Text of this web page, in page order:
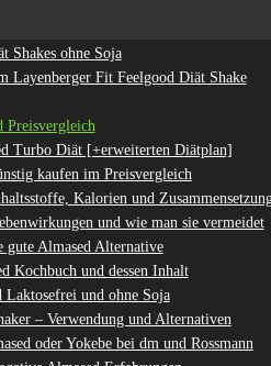
Shakes ohne Soja
Layenberger Fit Feelgood Diät Shake
Preisvergleich
Turbo Diät [+erweiterten Diätplan]
kaufen im Preisvergleich
Kalorien und
und wie man sie vermeidet
gute Almased Alternative
Kochbuch und dessen Inhalt
Laktosefrei und ohne Soja
– Verwendung und Alternativen
oder Yokebe bei dm und Rossmann